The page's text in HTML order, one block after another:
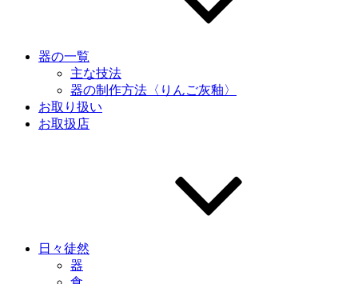
器の一覧
主な技法
器の制作方法〈りんご灰釉〉
お取り扱い
お取扱店
日々徒然
器